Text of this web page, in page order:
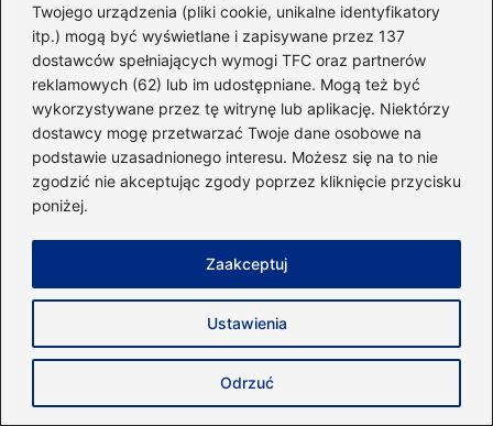
Twojego urządzenia (pliki cookie, unikalne identyfikatory
itp.) mogą być wyświetlane i zapisywane przez 137
dostawców spełniających wymogi TFC oraz partnerów
reklamowych (62) lub im udostępniane. Mogą też być
wykorzystywane przez tę witrynę lub aplikację. Niektórzy
dostawcy mogę przetwarzać Twoje dane osobowe na
podstawie uzasadnionego interesu. Możesz się na to nie
zgodzić nie akceptując zgody poprzez kliknięcie przycisku
poniżej.
Ustawienia
Odrzuć
Zaakceptuj
Ile ćwiczeń na jedną partię mięśni dla
maksymalnych rezultatów?